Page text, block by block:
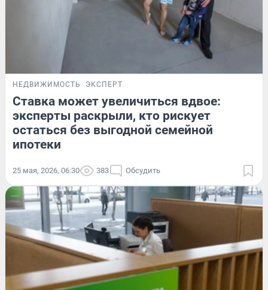
НЕДВИЖИМОСТЬ ЭКСПЕРТ
Ставка может увеличиться вдвое:
эксперты раскрыли, кто рискует
остаться без выгодной семейной
ипотеки
25 мая, 2026, 06:30 383 Обсудить